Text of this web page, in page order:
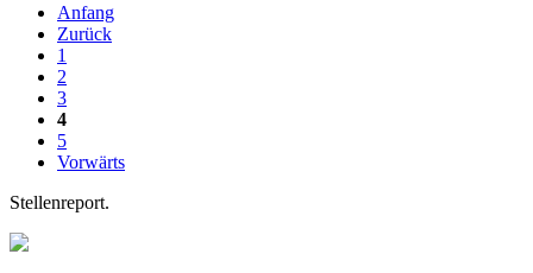
Anfang
Zurück
1
2
3
4
5
Vorwärts
Stellenreport.